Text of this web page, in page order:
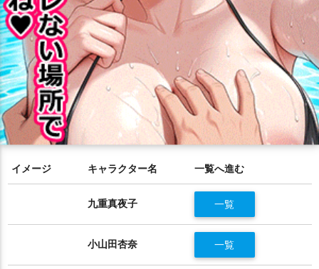
イメージ キャラクター名 一覧へ進む
九重真夜子 一覧
小山田杏奈 一覧